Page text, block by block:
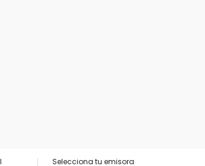
Selecciona tu emisora